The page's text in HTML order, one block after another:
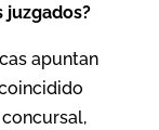
juzgados?
apuntan